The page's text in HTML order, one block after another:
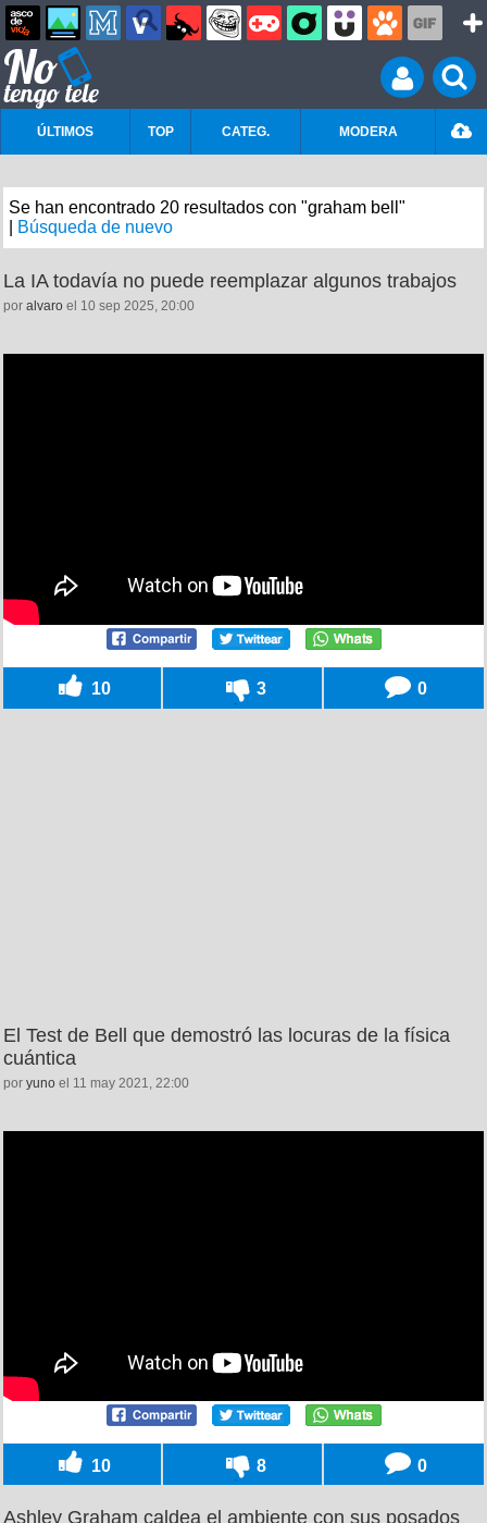
ÚLTIMOS TOP CATEG. MODERA
Se han encontrado 20 resultados con "graham bell"
Búsqueda de nuevo
La IA todavía no puede reemplazar algunos trabajos
por alvaro el 10 sep 2025, 20:00
10 3 0
El Test de Bell que demostró las locuras de la física
cuántica
por yuno el 11 may 2021, 22:00
10 8 0
Ashley Graham caldea el ambiente con sus posados